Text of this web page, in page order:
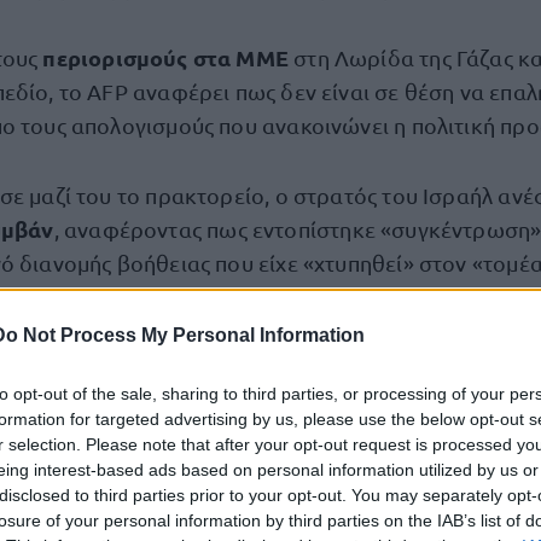
Not Process My Personal Information
opt-out of the sale, sharing to third parties, or processing of your
for targeted advertising by us, please use the below opt-out
selection. Please note that after your opt-out request is processed
interest-based ads based on personal information utilized by us
to third parties prior to your opt-out. You may separately
of your personal information by third parties on the IAB’s list of
περιορισμούς στα ΜΜΕ στη Λωρίδα της Γάζας
το AFP αναφέρει πως δεν είναι σε θέση να
τους απολογισμούς που ανακοινώνει η πολιτική
μαζί του το πρακτορείο, ο στρατός του Ισραήλ
, αναφέροντας πως εντοπίστηκε
βοήθειας που είχε «χτυπηθεί» στον «τομέα
στρατιωτών που επιχειρούσαν στη ζώνη».
», τουλάχιστον «51 μάρτυρες και πάνω από 200
νοσοκομείο Νάσερ της Χαν Γιούνις. Κατά την ίδια
που κείτονταν στο έδαφος» και άλλοι που «
απευθείας εναντίον αμάχων».